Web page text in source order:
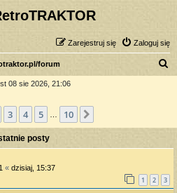
Zaloguj się
Zarejestruj się
forum
a
j
08 sie 2026, 21:06
z10
3 4 5 10
posty
« dzisiaj, 15:37
1 2 3